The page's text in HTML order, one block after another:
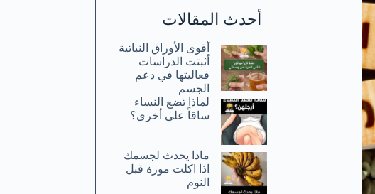
أحدث المقالات
أقوى الأوراق النباتية
أثبتت الدراسات
فعاليتها في دعم
الجسم
لماذا تضع النساء
ساقاً على أخرى؟
ماذا يحدث لجسمك
اذا اكلت موزة قبل
النوم